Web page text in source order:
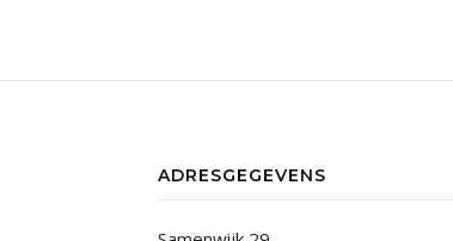
ADRESGEGEVENS